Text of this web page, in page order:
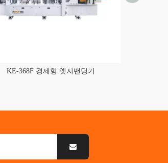
KE-368F 경제형 엣지밴딩기